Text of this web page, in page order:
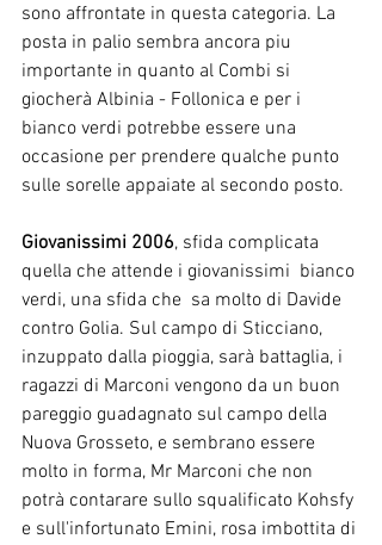
sono affrontate in questa categoria. La
posta in palio sembra ancora piu
importante in quanto al Combi si
giocherà Albinia - Follonica e per i
bianco verdi potrebbe essere una
occasione per prendere qualche punto
sulle sorelle appaiate al secondo posto.
Giovanissimi 2006, sfida complicata
quella che attende i giovanissimi  bianco
verdi, una sfida che  sa molto di Davide
contro Golia. Sul campo di Sticciano,
inzuppato dalla pioggia, sarà battaglia, i
ragazzi di Marconi vengono da un buon
pareggio guadagnato sul campo della
Nuova Grosseto, e sembrano essere
molto in forma, Mr Marconi che non
potrà contarare sullo squalificato Kohsfy
e sull'infortunato Emini, rosa imbottita di